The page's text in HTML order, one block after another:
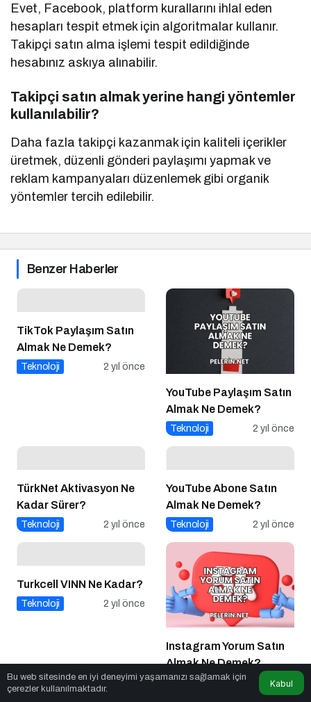
Evet, Facebook, platform kurallarını ihlal eden
hesapları tespit etmek için algoritmalar kullanır.
Takipçi satın alma işlemi tespit edildiğinde
hesabınız askıya alınabilir.
Takipçi satın almak yerine hangi yöntemler
kullanılabilir?
Daha fazla takipçi kazanmak için kaliteli içerikler
üretmek, düzenli gönderi paylaşımı yapmak ve
reklam kampanyaları düzenlemek gibi organik
yöntemler tercih edilebilir.
Benzer Haberler
TikTok Paylaşım Satın
Almak Ne Demek?
Teknoloji 2 yıl önce
YouTube Paylaşım Satın
Almak Ne Demek?
Teknoloji 2 yıl önce
TürkNet Aktivasyon Ne
Kadar Sürer?
Teknoloji 2 yıl önce
YouTube Abone Satın
Almak Ne Demek?
Teknoloji 2 yıl önce
Turkcell VINN Ne Kadar?
Teknoloji 2 yıl önce
Instagram Yorum Satın
Almak Ne Demek?
Teknoloji 2 yıl önce
Bu web sitesinde en iyi deneyimi yaşamanızı sağlamak için
çerezler kullanılmaktadır.
Kabul